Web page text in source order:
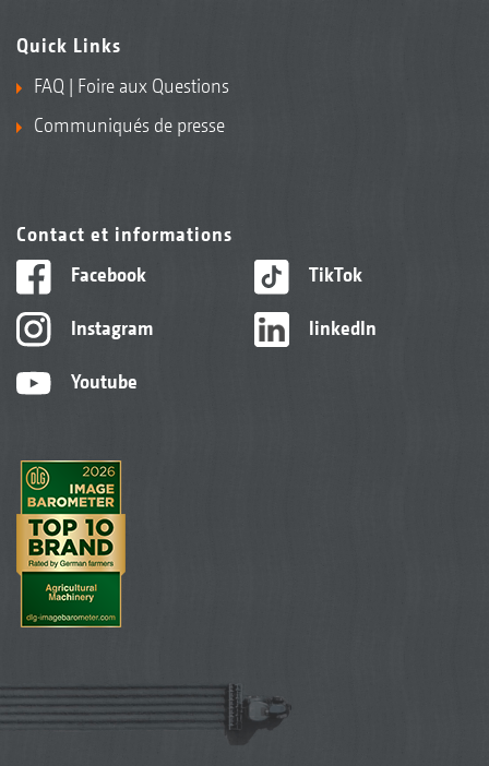
Quick Links
FAQ | Foire aux Questions
Communiqués de presse
Contact et informations
Facebook
Instagram
Youtube
TikTok
linkedIn